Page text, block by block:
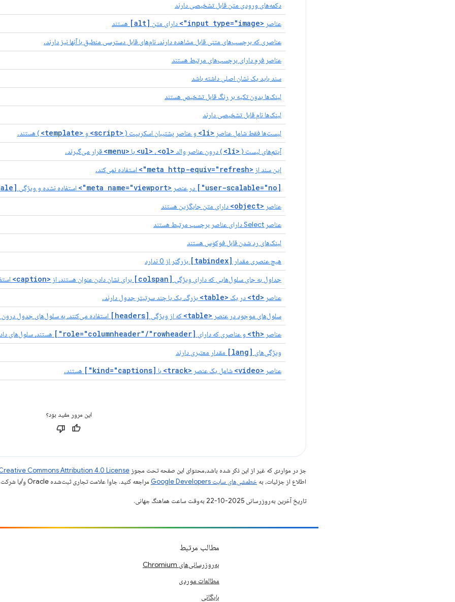
دکمه‌های ورودی متن قابل تشخیصی دارند
عناصر <input type="image"> دارای متن [alt] هستند
عناصری که برچسب‌های متنی قابل مشاهده دارند، نام‌های قابل دسترسی منطبق با آنها نیز دارند.
عناصر فرم دارای برچسب‌های مرتبط هستند
سند باید یک نشان اصلی داشته باشد
لینک‌ها بدون تکیه بر رنگ قابل تشخیص هستند
لینک‌ها نام قابل تشخیصی دارند
لیست‌ها فقط شامل عناصر <li> و عناصر پشتیبان اسکریپت ( <script> و <template> ) هستند.
آیتم‌های لیست ( <li> ) درون عناصر والد <ul> ، <ol> یا <menu> قرار می‌گیرند.
این سند از <meta http-equiv="refresh"> استفاده نمی‌کند.
[user-scalable="no"] در عنصر <meta name="viewport"> استفاده نشده و ویژگی [maximum-scale]
عناصر <object> دارای متن جایگزین هستند
عناصر Select دارای عناصر برچسب مرتبط هستند
لینک‌های رد شدن قابل فوکوس هستند
هیچ عنصری مقدار [tabindex] بزرگتر از 0 ندارد
جداول به جای سلول‌هایی که دارای ویژگی [colspan] برای نشان دادن عنوان هستند، از <caption>
عناصر <td> در یک <table> بزرگ، یک یا چند سرتیتر جدول دارند.
سلول‌های موجود در عنصر <table> که از ویژگی [headers] استفاده می‌کنند، به سلول‌های جدول درون
عناصر <th> و عناصری که دارای [role="columnheader"/"rowheader"] هستند، سلول‌های
ویژگی‌های [lang] مقدار معتبری دارند
عناصر <video> شامل یک عنصر <track> با [kind="captions"] هستند.
این مرور مفید بود؟
جز در مواردی که غیر از این ذکر شده باشد،‌محتوای این صفحه تحت مجوز Commons Attribution 4.0 License
اطلاع از جزئیات، به خطمشی‌های سایت Google Developers‏ مراجعه کنید. جاوا علامت تجاری ثبت‌شده Oracle و/یا شرکت‌های وابسته به آن است.
تاریخ آخرین به‌روزرسانی 2025-10-22 به‌وقت ساعت هماهنگ جهانی.
مطالب مرتبط
به‌روزرسانی‌های Chromium
مطالعات موردی
بایگانی